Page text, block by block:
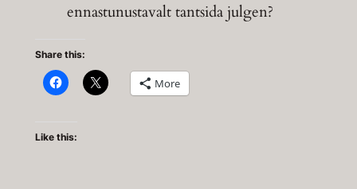
ennastunustavalt tantsida julgen?
Share this:
More
Like this: